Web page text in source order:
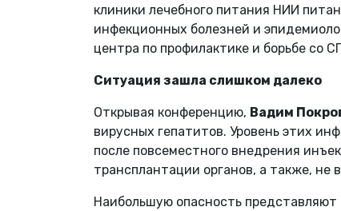
клиники лечебного питания НИИ
инфекционных болезней и
центра по профилактике и борьбе со
Ситуация зашла слишком далеко
Открывая конференцию, Вадим
вирусных гепатитов. Уровень этих
после повсеместного внедрения
трансплантации органов, а также, не
Наибольшую опасность